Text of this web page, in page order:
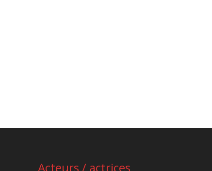
Acteurs / actrices